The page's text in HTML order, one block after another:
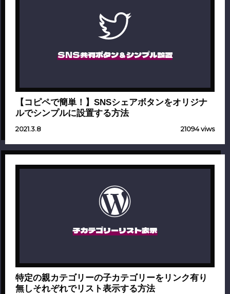
SNS共有ボタン＆シンプル設置
【コピペで簡単！】SNSシェアボタンをオリジナ
ルでシンプルに設置する方法
2021.3.8 21094 viws
子カテゴリーリスト表示
特定の親カテゴリーの子カテゴリーをリンク有り
無しそれぞれでリスト表示する方法